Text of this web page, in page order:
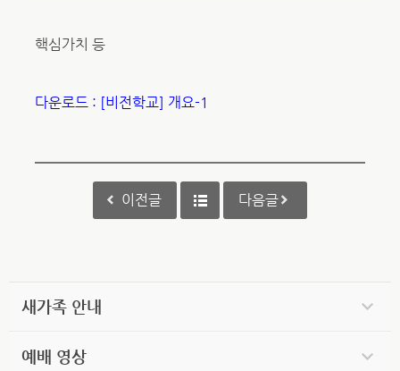
핵심가치 등
다운로드 : [비전학교] 개요-1
이전글 다음글
새가족 안내
예배 영상